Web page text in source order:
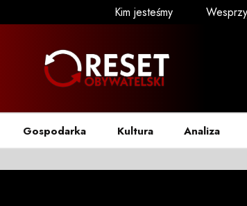
Kim jesteśmy
Gospodarka Kultura Analiza